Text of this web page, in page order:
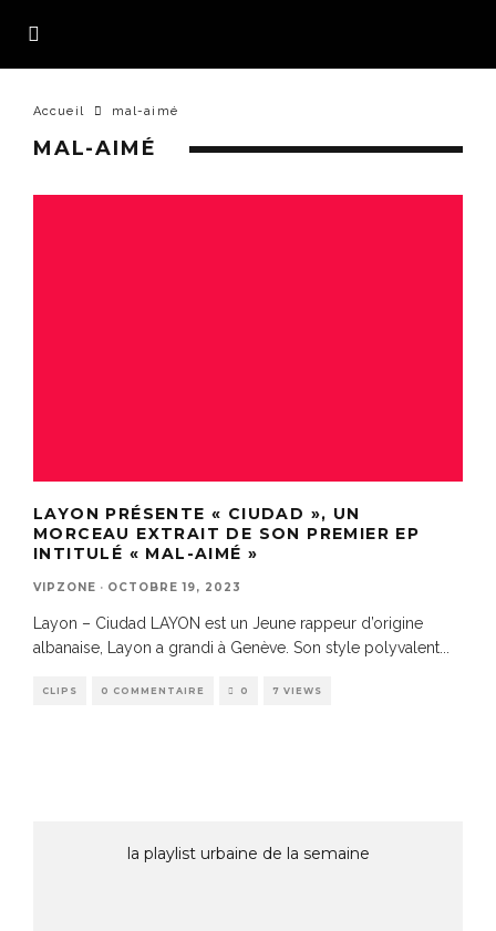
Accueil mal-aimé
MAL-AIMÉ
LAYON PRÉSENTE « CIUDAD », UN
MORCEAU EXTRAIT DE SON PREMIER EP
INTITULÉ « MAL-AIMÉ »
VIPZONE · OCTOBRE 19, 2023
Layon – Ciudad LAYON est un Jeune rappeur d’origine
albanaise, Layon a grandi à Genève. Son style polyvalent
CLIPS 0 COMMENTAIRE 0 7 VIEWS
la playlist urbaine de la semaine